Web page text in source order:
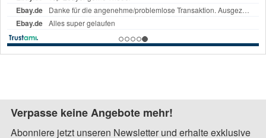
Verpasse keine Angebote mehr!
Abonniere jetzt unseren Newsletter und erhalte exklusive